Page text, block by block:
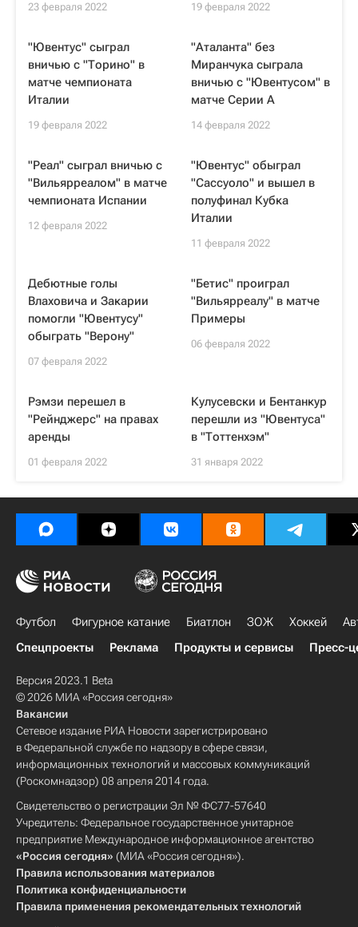
23 февраля 2022 19 февраля 2022
"Ювентус" сыграл
вничью с "Торино" в
матче чемпионата
Италии
19 февраля 2022
"Аталанта" без
Миранчука сыграла
вничью с "Ювентусом" в
матче Серии А
14 февраля 2022
"Реал" сыграл вничью с
"Вильярреалом" в матче
чемпионата Испании
12 февраля 2022
"Ювентус" обыграл
"Сассуоло" и вышел в
полуфинал Кубка
Италии
11 февраля 2022
Дебютные голы
Влаховича и Закарии
помогли "Ювентусу"
обыграть "Верону"
07 февраля 2022
"Бетис" проиграл
"Вильярреалу" в матче
Примеры
06 февраля 2022
Рэмзи перешел в
"Рейнджерс" на правах
аренды
01 февраля 2022
Кулусевски и Бентанкур
перешли из "Ювентуса"
в "Тоттенхэм"
31 января 2022
Футбол Фигурное катание Биатлон ЗОЖ Хоккей
Спецпроекты
Реклама Продукты и сервисы Пресс-
Версия 2023.1 Beta
© 2026 МИА «Россия сегодня»
Вакансии
Сетевое издание РИА Новости зарегистрировано
в Федеральной службе по надзору в сфере связи,
информационных технологий и массовых коммуникаций
(Роскомнадзор) 08 апреля 2014 года.
Свидетельство о регистрации Эл № ФС77-57640
Учредитель: Федеральное государственное унитарное
предприятие Международное информационное агентство
«Россия сегодня» (МИА «Россия сегодня»).
Правила использования материалов
Политика конфиденциальности
Правила применения рекомендательных технологий